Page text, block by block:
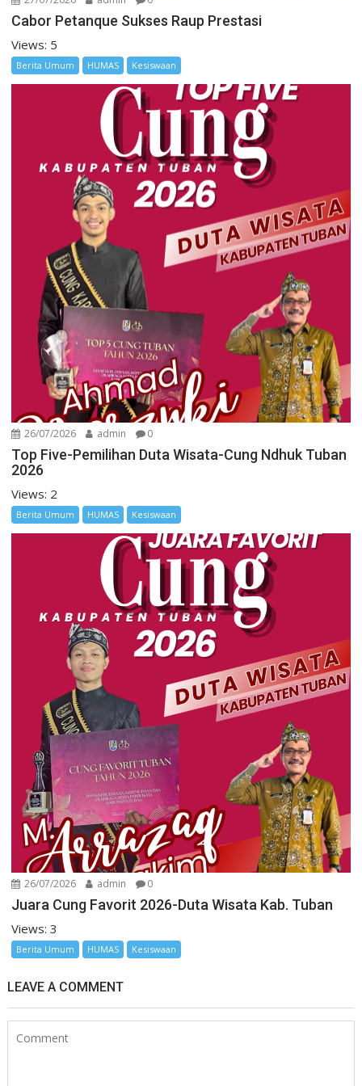
Cabor Petanque Sukses Raup Prestasi
Views: 5
Berita Umum HUMAS Kesiswaan
26/07/2026 admin 0
Top Five-Pemilihan Duta Wisata-Cung Ndhuk Tuban
2026
Views: 2
Berita Umum HUMAS Kesiswaan
26/07/2026 admin 0
Juara Cung Favorit 2026-Duta Wisata Kab. Tuban
Views: 3
Berita Umum HUMAS Kesiswaan
LEAVE A COMMENT